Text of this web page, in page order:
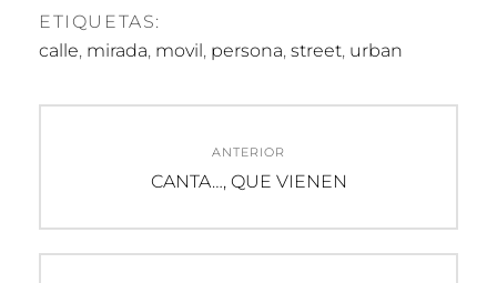
ETIQUETAS:
calle, mirada, movil, persona, street, urban
entradas
ANTERIOR
Entrada
CANTA…, QUE VIENEN